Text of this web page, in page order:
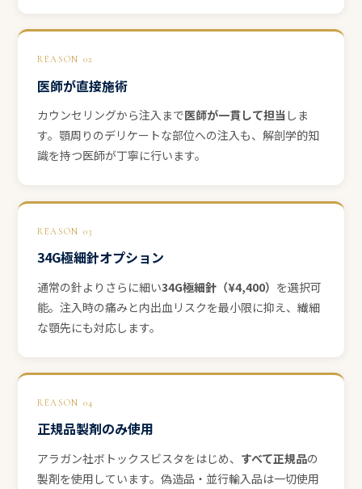
REASON 02
医師が直接施術
カウンセリングから注入まで医師が一貫して担当 しま
す。顎周りのデリケートな部位への注入も、解剖学的知
識を持つ医師が丁寧に行います。
REASON 03
34G極細針オプション
通常の針よりさらに細い34G極細針（¥4,400） を選択可
能。注入時の痛みと内出血リスクを最小限に抑え、繊細
な顎先にも対応します。
REASON 04
正規品製剤のみ使用
アラガン社ボトックスビスタをはじめ、 すべて正規品の
製剤を使用しています。偽造品・並行輸入品は一切使用